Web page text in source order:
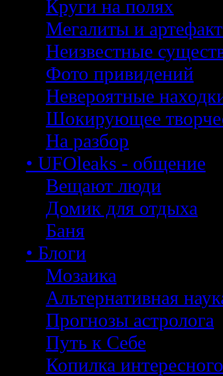
Круги на полях
Мегалиты и
Неизвестные
Фото привидений
Невероятные
Шокирующее
На разбор
• UFOleaks - общение
Вещают люди
Домик для отдыха
Баня
• Блоги
Мозаика
Альтернативная
Прогнозы астролога
Путь к Себе
Копилка интересного